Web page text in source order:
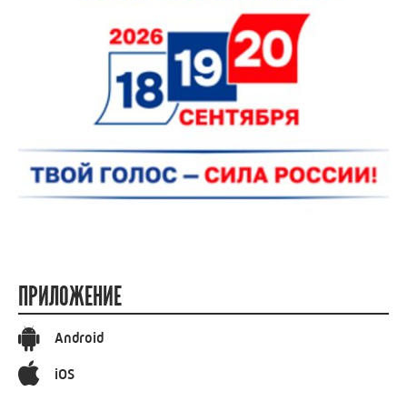
ПРИЛОЖЕНИЕ
Android
iOS